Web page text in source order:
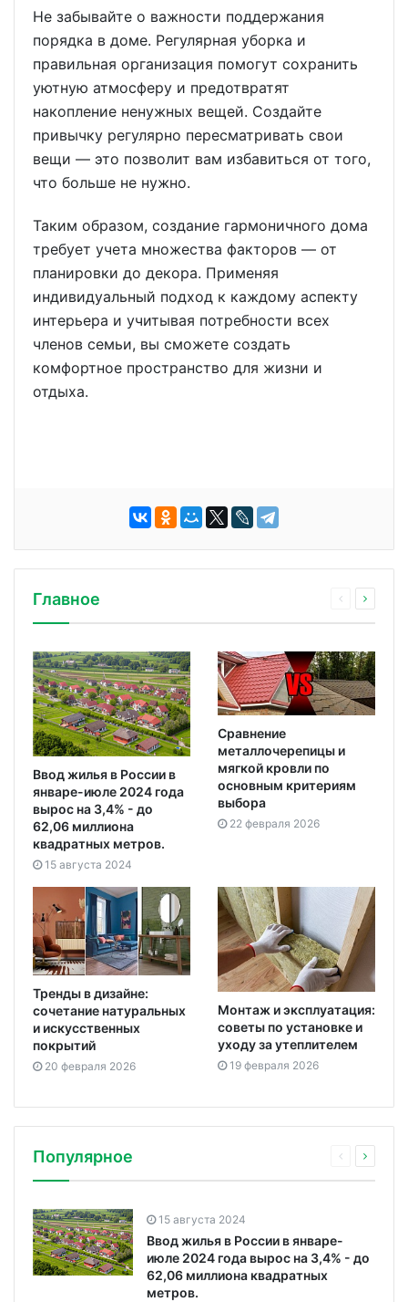
Не забывайте о важности поддержания
порядка в доме. Регулярная уборка и
правильная организация помогут сохранить
уютную атмосферу и предотвратят
накопление ненужных вещей. Создайте
привычку регулярно пересматривать свои
вещи — это позволит вам избавиться от того,
что больше не нужно.
Таким образом, создание гармоничного дома
требует учета множества факторов — от
планировки до декора. Применяя
индивидуальный подход к каждому аспекту
интерьера и учитывая потребности всех
членов семьи, вы сможете создать
комфортное пространство для жизни и
отдыха.
Главное
Ввод жилья в России в
январе-июле 2024 года
вырос на 3,4% - до
62,06 миллиона
квадратных метров.
15 августа 2024
Сравнение
металлочерепицы и
мягкой кровли по
основным критериям
выбора
22 февраля 2026
Тренды в дизайне:
сочетание натуральных
и искусственных
покрытий
20 февраля 2026
Монтаж и эксплуатация:
советы по установке и
уходу за утеплителем
19 февраля 2026
Популярное
15 августа 2024
Ввод жилья в России в январе-
июле 2024 года вырос на 3,4% - до
62,06 миллиона квадратных
метров.